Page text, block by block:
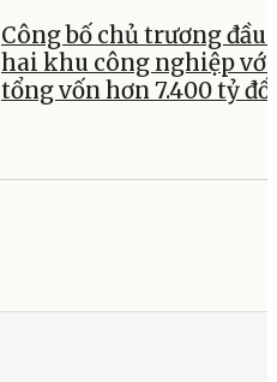
Công bố chủ trương đầu
hai khu công nghiệp với
tổng vốn hơn 7.400 tỷ